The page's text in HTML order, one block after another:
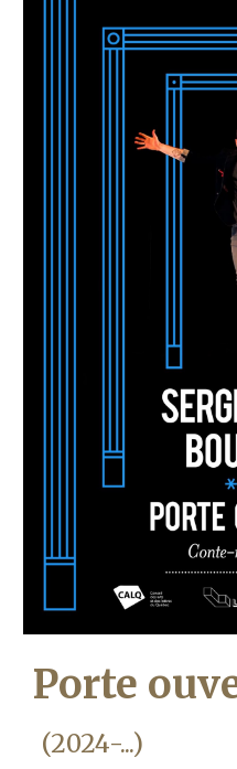
Porte
(2024-...)